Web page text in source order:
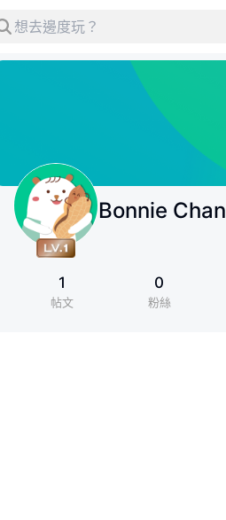
Bonnie Chan
1
帖文
0
粉絲